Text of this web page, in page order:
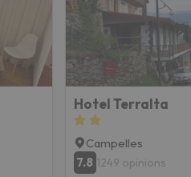
cercador ha perdut el nord.
Hotel Terralta
Campelles
7.8 1249 opinions